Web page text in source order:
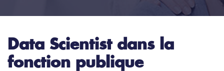
Data Scientist dans la
fonction publique